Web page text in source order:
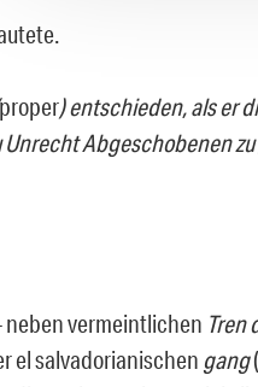
proper) entschieden, als er
Abgeschobenen
neben vermeintlichen Tren
el salvadorianischen gang